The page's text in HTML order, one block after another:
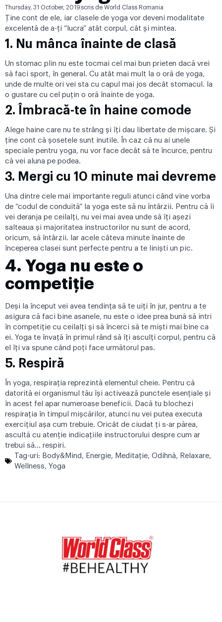
Thursday, 31 October, 2019 scris de World Class Romania
Ține cont de ele, iar clasele de yoga vor deveni modalitate
excelentă de a-ți “lucra” atât corpul, cât și mintea.
1. Nu mânca înainte de clasă
Un stomac plin nu este tocmai cel mai bun prieten dacă vrei
să faci sport, în general. Cu atât mai mult la o oră de yoga,
unde de multe ori vei sta cu capul mai jos decât stomacul. Ia
o gustare cu cel puțin o oră înainte de yoga.
2. Îmbracă-te în haine comode
Alege haine care nu te strâng și îți dau libertate de mișcare. Și
ține cont că șosetele sunt inutile. În caz că nu ai unele
speciale pentru yoga, nu vor face decât să te încurce, pentru
că vei aluna pe podea.
3. Mergi cu 10 minute mai devreme
Una dintre cele mai importante reguli atunci când vine vorba
de “codul de conduită” la yoga este să nu întârzii. Pentru că îi
vei deranja pe ceilalți, nu vei mai avea unde să îți așezi
salteaua și majoritatea instructorilor nu sunt de acord,
oricum, să întârzii. Iar acele câteva minute înainte de
începerea clasei sunt perfecte pentru a te liniști un pic.
4. Yoga nu este o
competiție
Deși la început vei avea tendința să te uiți în jur, pentru a te
asigura că faci bine asanele, nu este o idee prea bună să intri
în competiție cu ceilalți și să încerci să te miști mai bine ca
ei. Yoga te învață în primul rând să îți asculți corpul, pentru că
el îți va spune când poți face următorul pas.
5. Respiră
În yoga, respirația reprezintă elementul cheie. Pentru că
datorită ei organismul tău își activează punctele esențiale și
în acest fel apar numeroase beneficii. Dacă tu blochezi
respirația în timpul mișcărilor, atunci nu vei putea executa
exercițiul așa cum trebuie. Oricât de ciudat ți s-ar părea,
ascultă cu atenție indicațiile instructorului despre cum ar
trebui să… respiri.
Tag-uri: Body&Mind , Energie, Meditaţie, Odihnă, Relaxare,
Wellness, Yoga